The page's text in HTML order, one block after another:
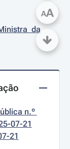
da
n.º
07-21
21
AA